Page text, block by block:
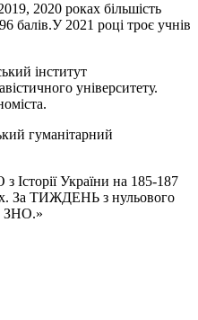
2020 роках більшість
балів.У 2021 році троє учнів
інститут
університету.
гуманітарний
Історії України на 185-187
За ТИЖДЕНЬ з нульового
ЗНО.»